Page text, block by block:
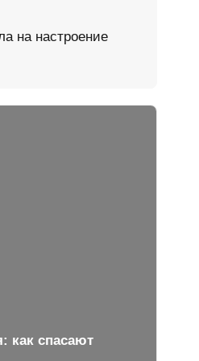
на настроение
как спасают